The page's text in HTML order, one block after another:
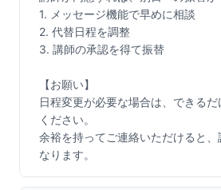
1. メッセージ機能で早めに相談
2. 代替日程を調整
3. 講師の承認を得て振替
【お願い】
日程変更が必要な場合は、できる
ください。
余裕を持ってご連絡いただけると、
なります。